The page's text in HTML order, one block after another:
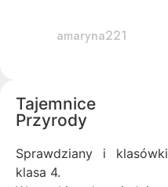
amaryna221
Tajemnice
Przyrody
Sprawdziany i klasówki
klasa 4.